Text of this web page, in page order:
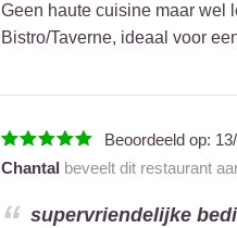
Geen haute cuisine maar wel
Bistro/Taverne, ideaal voor
Beoordeeld op:
Chantal beveelt dit restaurant
supervriendelijke